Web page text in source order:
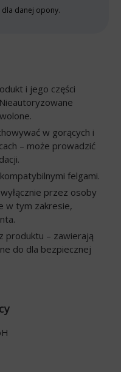
dla danej opony.
i jego części
w gorących i
– może prowadzić
felgami.
przez osoby
w tym zakresie,
produktu – zawierają
do dla bezpiecznej